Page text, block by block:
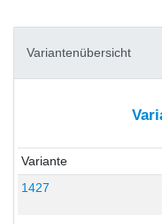
Variantenübersicht
Variante
1427